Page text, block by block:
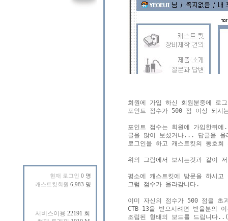
현재 로그인 0 명
캐스트킷회원 6,983 명
회원에 가입 하신 회원분중에 로
포인트 점수가 500 점 이상 되시
포인트 점수는 회원에 가입한뒤
글을 많이 보셨거나... 답글을
로그인을 하고 캐스트킷의 동호
위의 그림에서 보시는것과 같이
평소에 캐스트킷에 방문을 하시
그럼 점수가 올라감니다.
이미 자신의 점수가 500 점을 초
CTB-13을 받으시려면 받을분의
조립된 형태의 보드를 드립니다